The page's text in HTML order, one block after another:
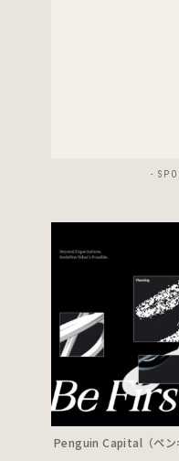
-
Penguin Capital（ペン